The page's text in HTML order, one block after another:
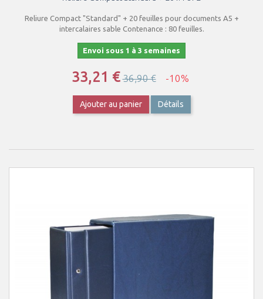
Reliure Compact "Standard" + 20 feuilles pour documents A5 +
intercalaires sable Contenance : 80 feuilles.
Envoi sous 1 à 3 semaines
33,21 €36,90 € -10%
Ajouter au panier Détails